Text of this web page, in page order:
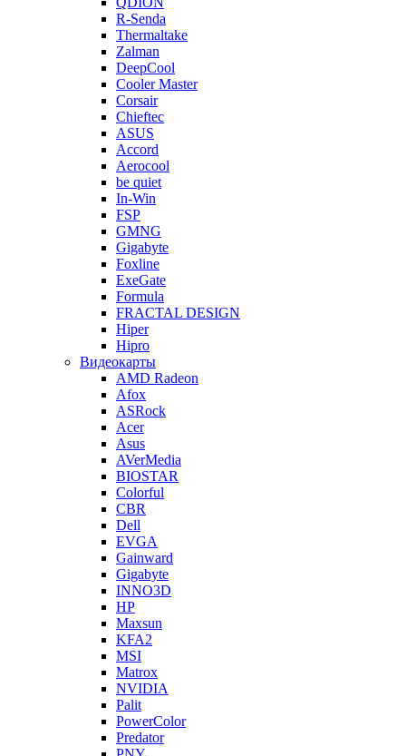
R-Senda
Thermaltake
Zalman
DeepCool
Cooler Master
Corsair
Chieftec
ASUS
Accord
Aerocool
be quiet
In-Win
FSP
GMNG
Gigabyte
Foxline
ExeGate
Formula
FRACTAL DESIGN
Hiper
Hipro
Видеокарты
AMD Radeon
Afox
ASRock
Acer
Asus
AVerMedia
BIOSTAR
Colorful
CBR
Dell
EVGA
Gainward
Gigabyte
INNO3D
HP
Maxsun
KFA2
MSI
Matrox
NVIDIA
Palit
PowerColor
Predator